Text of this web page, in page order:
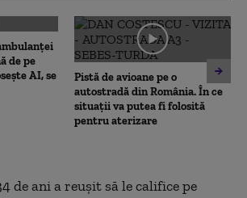
de pe
AI, se
Pistă de avioane pe o
autostradă din România. În ce
situații va putea fi folosită
pentru aterizare
de ani a reuşit să le califice pe